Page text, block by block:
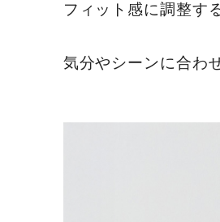
フィット感に調整す
気分やシーンに合わ